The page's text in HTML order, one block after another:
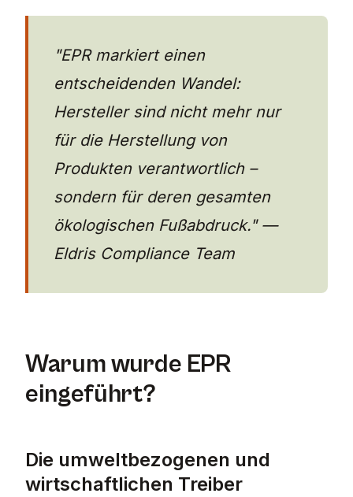
"EPR markiert einen
entscheidenden Wandel:
Hersteller sind nicht mehr nur
für die Herstellung von
Produkten verantwortlich –
sondern für deren gesamten
ökologischen Fußabdruck." —
Eldris Compliance Team
Warum wurde EPR
eingeführt?
Die umweltbezogenen und
wirtschaftlichen Treiber